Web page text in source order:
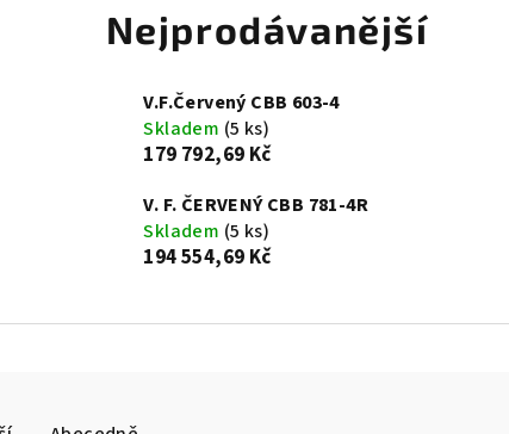
Nejprodávanější
V.F.Červený CBB 603-4
Skladem (5 ks)
179 792,69 Kč
V. F. ČERVENÝ CBB 781-4R
Skladem (5 ks)
194 554,69 Kč